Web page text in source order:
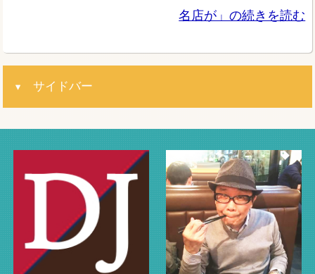
名店が」の続きを読む
サイドバー